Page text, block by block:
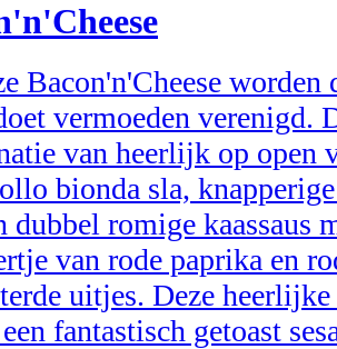
Bacon'n'Cheese
vermoeden verenigd.
van heerlijk op open
bionda sla,
dubbel romige kaassaus
van rode paprika en
uitjes. Deze
fantastisch getoast